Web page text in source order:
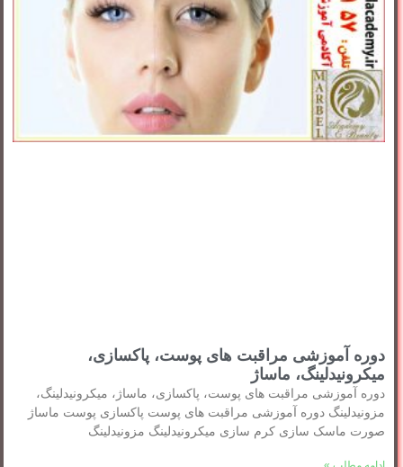
دوره آموزشی مراقبت های پوست، پاکسازی،
میکرونیدلینگ، ماساژ
دوره آموزشی مراقبت های پوست، پاکسازی، ماساژ، میکرونیدلینگ،
مزونیدلینگ دوره آموزشی مراقبت های پوست پاکسازی پوست ماساژ
صورت ماسک سازی کرم سازی میکرونیدلینگ مزونیدلینگ